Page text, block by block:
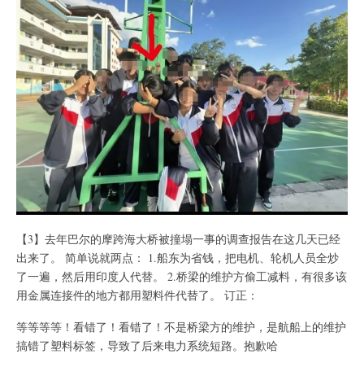
【3】去年巴尔的摩跨海大桥被撞塌一事的调查报告在这几天已经
出来了。 简单说就两点： 1.船东为省钱，把电机、轮机人员全炒
了一遍，然后用印度人代替。 2.桥梁的维护方偷工减料，有很多该
用金属连接件的地方都用塑料件代替了。 订正：
等等等等！看错了！看错了！不是桥梁方的维护，是航船上的维护
搞错了塑料标签，导致了后来电力系统短路。抱歉哈